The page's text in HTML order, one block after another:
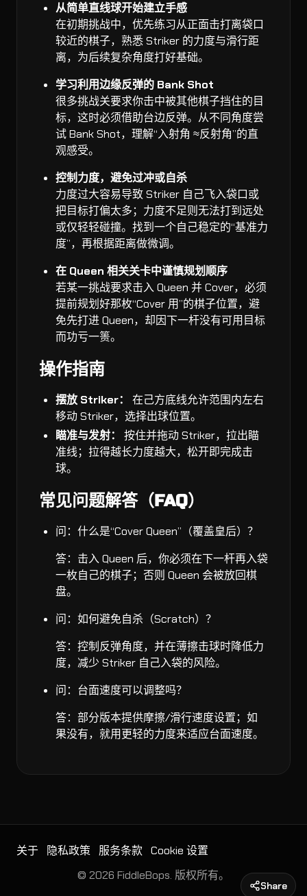
从简单直线球开始建立手感
在初期挑战中，优先练习从正面击打离袋口
较近的棋子，熟悉 Striker 的力度与滑行距
离，为后续复杂角度打好基础。
学习利用边缘反弹的 Bank Shot
很多挑战关要求你击中被其他棋子挡住的目
标，这时必须借助台边反弹。从不同角度尝
试 Bank Shot，理解“入射角 ≈反射角”的直
观感受。
控制力度，避免过冲或自杀
力度过大容易导致 Striker 自己飞入袋口或
把目标打偏太多；力度不足则无法打到远处
或仅轻轻碰撞。找到一个自己稳定的“基准力
度”，再根据距离做微调。
在 Queen 相关关卡中谨慎规划顺序
若某一挑战要求击入 Queen 并 Cover，必须
提前规划好那枚“Cover 用”的棋子位置，避
免先打进 Queen，却因下一杆没有可用目标
而功亏一篑。
操作指南
摆放 Striker：
在己方底线允许范围内左右
移动 Striker，选择出球位置。
瞄准与发射：
按住并拖动 Striker，拉出瞄
准线；拉得越长力度越大，松开即完成击
球。
常见问题解答（FAQ）
问：什么是“Cover Queen”（覆盖皇后）？
答：击入 Queen 后，你必须在下一杆再入袋
一枚自己的棋子；否则 Queen 会被放回棋
盘。
问：如何避免自杀（Scratch）？
答：控制反弹角度，并在薄擦击球时降低力
度，减少 Striker 自己入袋的风险。
问：台面速度可以调整吗？
答：部分版本提供摩擦/滑行速度设置；如
果没有，就用更轻的力度来适应台面速度。
关于 隐私政策 服务条款 Cookie 设置
© 2026 FiddleBops. 版权所有。
Share